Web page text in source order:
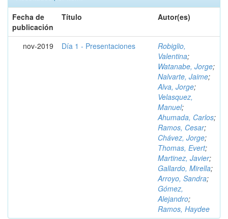
Fecha de
publicación
Título Autor(es)
nov-2019 Día 1 - Presentaciones
Robiglio,
Valentina;
Watanabe, Jorge;
Nalvarte, Jaime;
Alva, Jorge;
Velasquez,
Manuel;
Ahumada, Carlos;
Ramos, Cesar;
Chávez, Jorge;
Thomas, Evert;
Martinez, Javier;
Gallardo, Mirella;
Arroyo, Sandra;
Gómez,
Alejandro;
Ramos, Haydee